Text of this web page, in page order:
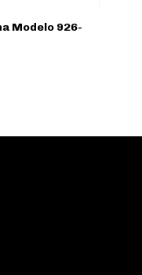
Modelo 926-